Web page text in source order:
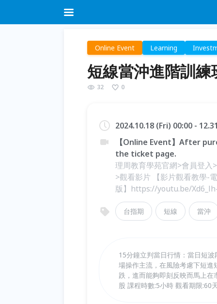
Online Event Learning
短線當沖進階訓
32 0
2024.10.18 (Fri) 00:00 -
【Online Event】After
the ticket page.
理周教育學苑官網>會員登入
>觀看影片 【影片觀看教學-
版】https://youtu.be/
台指期 短線 當沖
15分鐘立判當日行情：當日短
場操作主流，在風險考慮下短
跌，進而能夠即刻反映而馬上
股 課程時數:5小時 觀看期限:60